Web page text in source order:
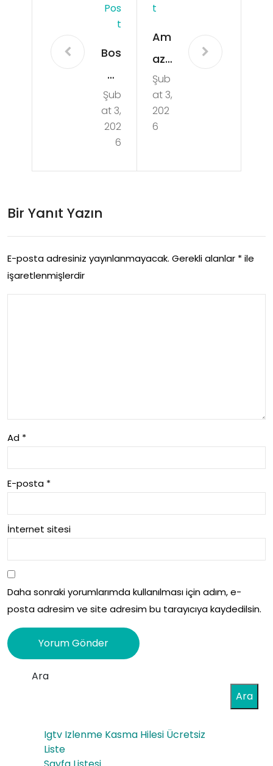
Pos
T
Bos
an
ma
Da
vas
sm
Şub
at 3,
202
6
T
Am
azo
n
Ent
egr
onu
slar
ara
Şub
at 3,
202
6
Bir Yanıt Yazın
E-posta adresiniz yayınlanmayacak. Gerekli alanlar *ile
işaretlenmişlerdir
Ad *
E-posta *
İnternet sitesi
Daha sonraki yorumlarımda kullanılması için adım, e-
posta adresim ve site adresim bu tarayıcıya kaydedilsin.
Ara
Ara
Igtv Izlenme Kasma Hilesi Ücretsiz
Liste